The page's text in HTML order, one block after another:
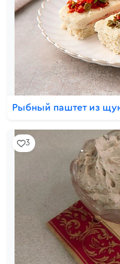
Рыбный паштет из
3